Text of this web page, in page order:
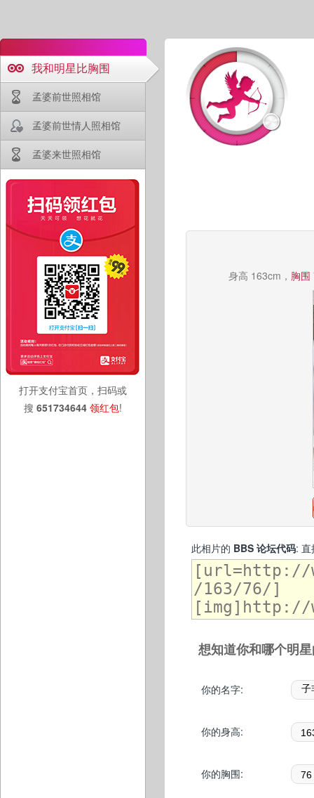
我和明星比胸围
孟婆前世照相馆
孟婆前世情人照相馆
孟婆来世照相馆
打开支付宝首页，扫码或
搜 651734644 领红包!
身高 163cm， 胸围
此相片的 BBS 论坛代码: 直
想知道你和哪个明
你的名字:
你的身高:
你的胸围: